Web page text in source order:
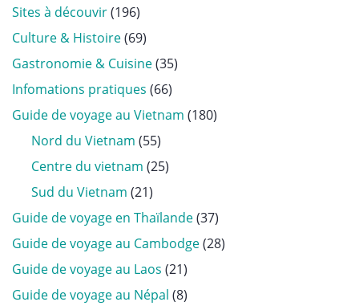
Sites à découvir(196)
Culture & Histoire(69)
Gastronomie & Cuisine(35)
Infomations pratiques (66)
Guide de voyage au Vietnam (180)
Nord du Vietnam (55)
Centre du vietnam (25)
Sud du Vietnam (21)
Guide de voyage en Thaïlande(37)
Guide de voyage au Cambodge(28)
Guide de voyage au Laos (21)
Guide de voyage au Népal (8)